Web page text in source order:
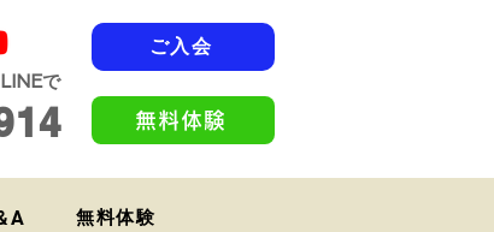
ご入会
で
無料体験
無料体験